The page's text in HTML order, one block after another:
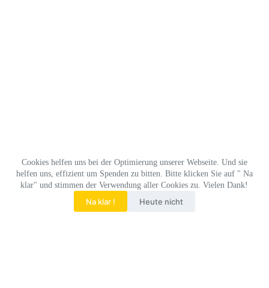
Cookies helfen uns bei der Optimierung unserer Webseite. Und sie
helfen uns, effizient um Spenden zu bitten. Bitte klicken Sie auf " Na
klar" und stimmen der Verwendung aller Cookies zu. Vielen Dank!
Na klar ! Heute nicht